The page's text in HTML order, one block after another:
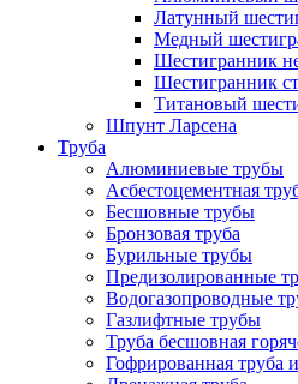
Латунный
Медный
Шестигранник
Шестигранник
Титановый
Шпунт Ларсена
Труба
Алюминиевые трубы
Асбестоцементная
Бесшовные трубы
Бронзовая труба
Бурильные трубы
Предизолированные
Водогазопроводные
Газлифтные трубы
Труба бесшовная
Гофрированная труба